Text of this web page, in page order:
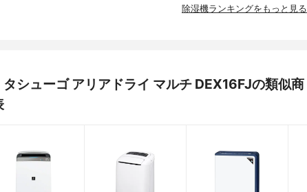
除湿機ランキングをもっと見る
シューゴ アリアドライ マルチ DEX16FJの類似商